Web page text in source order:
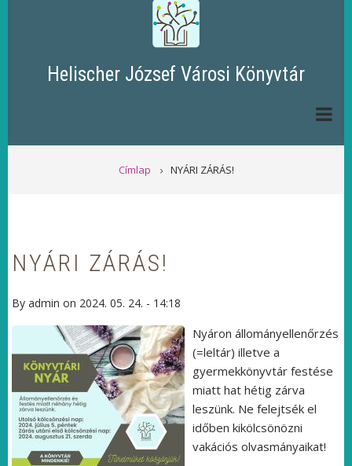
Helischer József Városi Könyvtár
Címlap NYÁRI ZÁRÁS!
NYÁRI ZÁRÁS!
By admin on 2024. 05. 24. - 14:18
Nyáron állományellenőrzés
(=leltár) illetve a
gyermekkönyvtár festése
miatt hat hétig zárva
leszünk. Ne felejtsék el
időben kikölcsönözni
vakációs olvasmányaikat!